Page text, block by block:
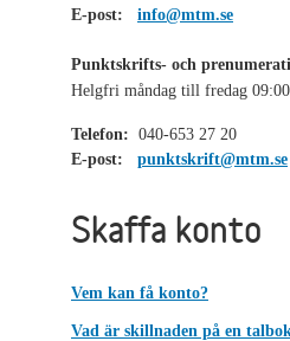
E-post:
info@mtm.se
Punktskrifts- och
Helgfri måndag till fredag
Telefon: 040-653 27 20
E-post:
punktskrift@mtm.se
Skaffa konto
Vem kan få konto?
Vad är skillnaden på en